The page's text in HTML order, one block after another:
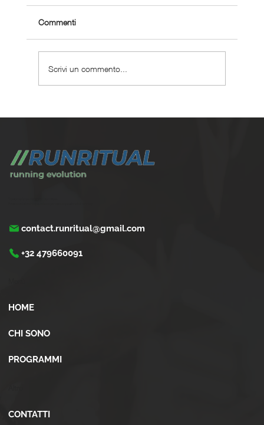
Commenti
Scrivi un commento...
contact.runritual@gmail.com
+32 479660091
HOME
CHI SONO
PROGRAMMI
CONTATTI